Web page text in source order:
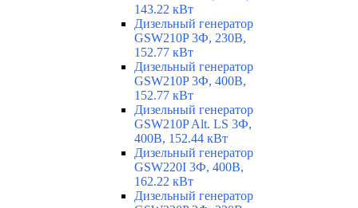
143.22 кВт
Дизельный генератор
GSW210P 3Ф, 230В,
152.77 кВт
Дизельный генератор
GSW210P 3Ф, 400В,
152.77 кВт
Дизельный генератор
GSW210P Alt. LS 3Ф,
400В, 152.44 кВт
Дизельный генератор
GSW220I 3Ф, 400В,
162.22 кВт
Дизельный генератор